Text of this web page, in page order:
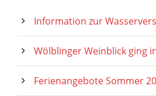
Information zur
Wölblinger Weinblick ging
Ferienangebote Sommer